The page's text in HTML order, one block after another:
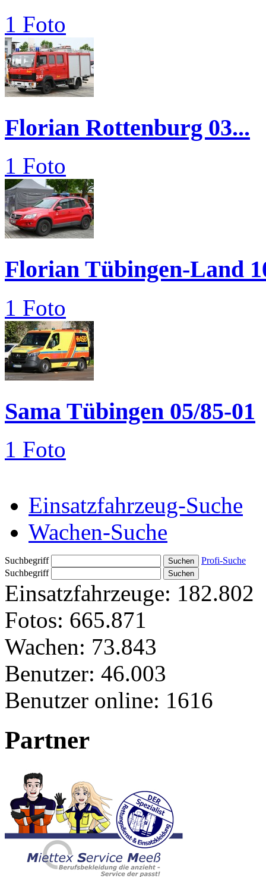
1 Foto
Florian Rottenburg 03...
1 Foto
Florian Tübingen-Land
1 Foto
Sama Tübingen 05/85-01
1 Foto
Einsatzfahrzeug-Suche
Wachen-Suche
Suchbegriff
Profi-Suche
Suchbegriff
Einsatzfahrzeuge: 182.802
Fotos: 665.871
Wachen: 73.843
Benutzer: 46.003
Benutzer online: 1616
Partner